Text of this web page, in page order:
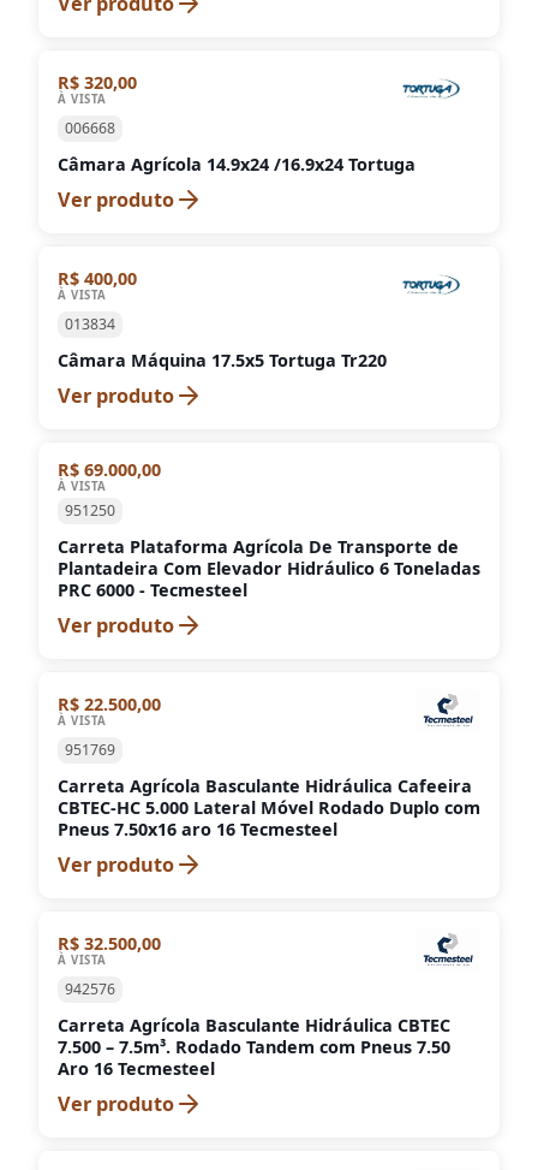
R$ 320,00
À VISTA
006668
Câmara Agrícola 14.9x24 /16.9x24 Tortuga
Ver produto
R$ 400,00
À VISTA
013834
Câmara Máquina 17.5x5 Tortuga Tr220
Ver produto
R$ 69.000,00
À VISTA
951250
Carreta Plataforma Agrícola De Transporte de
Plantadeira Com Elevador Hidráulico 6 Toneladas
PRC 6000 - Tecmesteel
Ver produto
R$ 22.500,00
À VISTA
951769
Carreta Agrícola Basculante Hidráulica Cafeeira
CBTEC-HC 5.000 Lateral Móvel Rodado Duplo com
Pneus 7.50x16 aro 16 Tecmesteel
Ver produto
R$ 32.500,00
À VISTA
942576
Carreta Agrícola Basculante Hidráulica CBTEC
7.500 – 7.5m³. Rodado Tandem com Pneus 7.50
Aro 16 Tecmesteel
Ver produto